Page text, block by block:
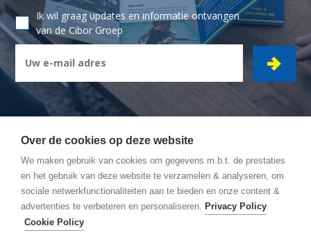
Ik wil graag updates en informatie ontvangen
van de Cibor Groep
CIBOR GROEP- Ambachtsstraat 7 - 2450 Meerhout
Wegbeschrijving
Algemene Voorwaarden
Over de cookies op deze website
We maken gebruik van cookies om gegevens m.b.t. de prestaties
en het gebruik van deze website te verzamelen & analyseren, om
sociale netwerkfunctionaliteiten aan te bieden en onze content &
advertenties te verbeteren en personaliseren. Privacy Policy
Cookie Policy